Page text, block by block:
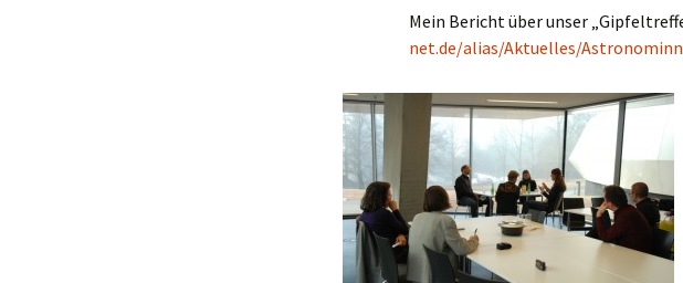
Mein Bericht über unser
net.de/alias/Aktuelles/